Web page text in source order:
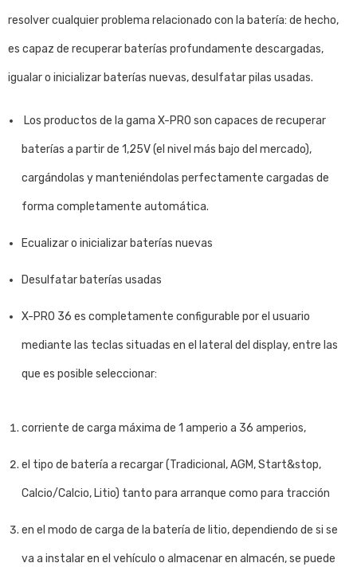
resolver cualquier problema relacionado con la batería: de hecho,
es capaz de recuperar baterías profundamente descargadas,
igualar o inicializar baterías nuevas, desulfatar pilas usadas.
Los productos de la gama X-PRO son capaces de recuperar
baterías a partir de 1,25V (el nivel más bajo del mercado),
cargándolas y manteniéndolas perfectamente cargadas de
forma completamente automática.
Ecualizar o inicializar baterías nuevas
Desulfatar baterías usadas
X-PRO 36 es completamente configurable por el usuario
mediante las teclas situadas en el lateral del display, entre las
que es posible seleccionar:
corriente de carga máxima de 1 amperio a 36 amperios,
el tipo de batería a recargar (Tradicional, AGM, Start&stop,
Calcio/Calcio, Litio) tanto para arranque como para tracción
en el modo de carga de la batería de litio, dependiendo de si se
va a instalar en el vehículo o almacenar en almacén, se puede